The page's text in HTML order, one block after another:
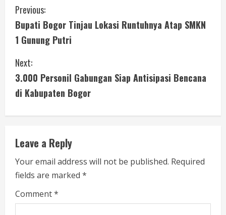
C
o
n
t
i
n
u
e
R
e
Previous:
Bupati Bogor Tinjau Lokasi Runtuhnya Atap SMKN
1 Gunung Putri
Next:
3.000 Personil Gabungan Siap Antisipasi Bencana
di Kabupaten Bogor
Leave a Reply
Your email address will not be published. Required
fields are marked *
Comment*